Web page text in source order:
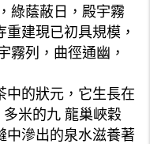
綠蔭蔽日，殿宇霧
建現已初具規模，
霧列，曲徑通幽，
中的狀元，它生長在
米的九 龍巢峽穀
中滲出的泉水滋養著